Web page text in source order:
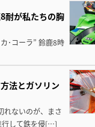
耐が私たちの胸
･コーラ” 鈴鹿8時
法とガソリン
れないのが、まさ
行して鉄を侵[…]